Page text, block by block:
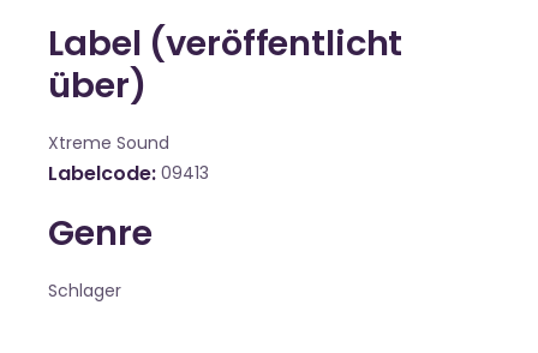
Label (veröffentlicht
über)
Xtreme Sound
Labelcode 09413
Genre
Schlager